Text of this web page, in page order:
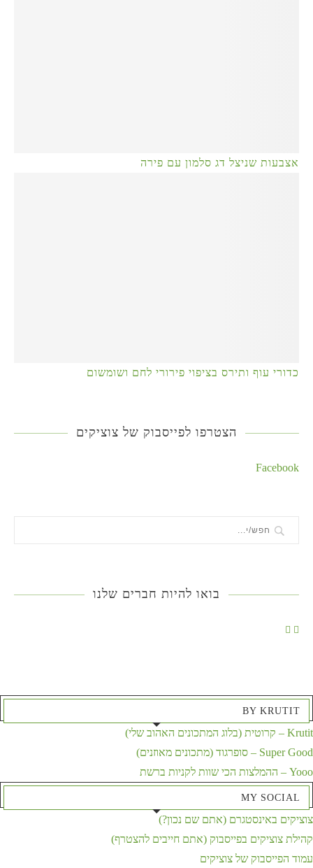
אצבעות שניצל דג סלמון עם פירה
כדורי עוף ותירס בציפוי פירורי לחם ושומשום
הצטרפו לפייסבוק של צוציקים
Facebook
בואו להיות חברים שלנו
BY KRUTIT
Krutit – קרוטית (בלוג המתכונים האהוב שלי)
Super Good – סופרגוד (מתכונים מאוזנים)
Yooo – ההמלצות הכי שוות לקניות ברשת
MY SOCIAL
צוציקים באינסטגרם (אתם שם נכון?)
קהילת צוציקים בפייסבוק (אתם חייבים להצטרף)
עמוד הפייסבוק של צוציקים